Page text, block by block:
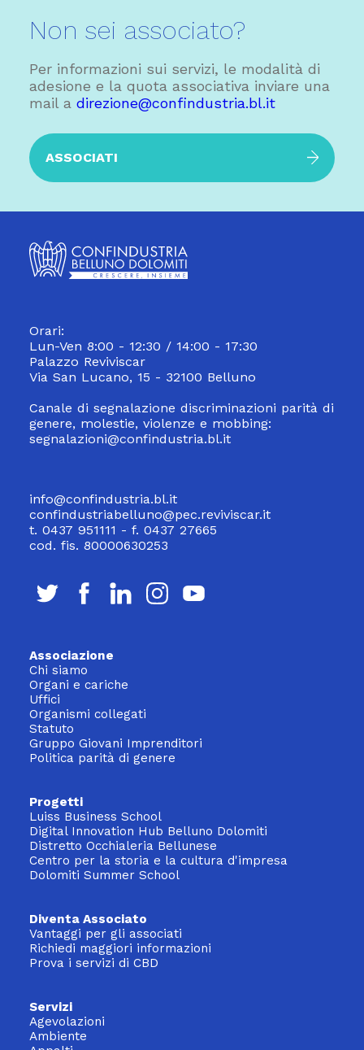
Non sei associato?
Per informazioni sui servizi, le modalità di
adesione e la quota associativa inviare una
mail a direzione@confindustria.bl.it
ASSOCIATI
Orari:
Lun-Ven 8:00 - 12:30 / 14:00 - 17:30
Palazzo Reviviscar
Via San Lucano, 15 - 32100 Belluno
Canale di segnalazione discriminazioni parità di
genere, molestie, violenze e mobbing:
segnalazioni@confindustria.bl.it
info@confindustria.bl.it
confindustriabelluno@pec.reviviscar.it
t. 0437 951111 - f. 0437 27665
cod. fis. 80000630253
Associazione
Chi siamo
Organi e cariche
Uffici
Organismi collegati
Statuto
Gruppo Giovani Imprenditori
Politica parità di genere
Progetti
Luiss Business School
Digital Innovation Hub Belluno Dolomiti
Distretto Occhialeria Bellunese
Centro per la storia e la cultura d'impresa
Dolomiti Summer School
Diventa Associato
Vantaggi per gli associati
Richiedi maggiori informazioni
Prova i servizi di CBD
Servizi
Agevolazioni
Ambiente